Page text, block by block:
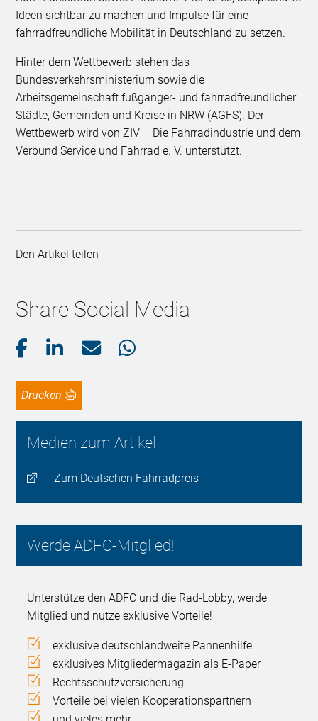
Ideen sichtbar zu machen und Impulse für eine
fahrradfreundliche Mobilität in Deutschland zu setzen.
Hinter dem Wettbewerb stehen das
Bundesverkehrsministerium sowie die
Arbeitsgemeinschaft fußgänger- und fahrradfreundlicher
Städte, Gemeinden und Kreise in NRW (AGFS). Der
Wettbewerb wird von ZIV – Die Fahrradindustrie und dem
Verbund Service und Fahrrad e. V. unterstützt.
Den Artikel teilen
Share Social Media
Drucken
Medien zum Artikel
Zum Deutschen Fahrradpreis
Werde ADFC-Mitglied!
Unterstütze den ADFC und die Rad-Lobby, werde
Mitglied und nutze exklusive Vorteile!
exklusive deutschlandweite Pannenhilfe
exklusives Mitgliedermagazin als E-Paper
Rechtsschutzversicherung
Vorteile bei vielen Kooperationspartnern